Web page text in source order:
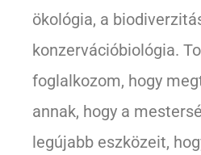
ökológia, a
konzervációbiológia.
foglalkozom, hogy
annak, hogy a
legújabb eszközeit,